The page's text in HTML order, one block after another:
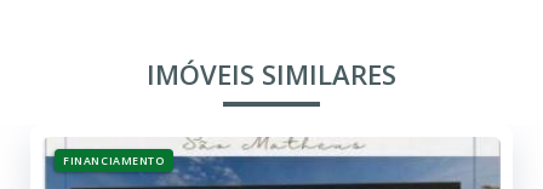
IMÓVEIS SIMILARES
FINANCIAMENTO